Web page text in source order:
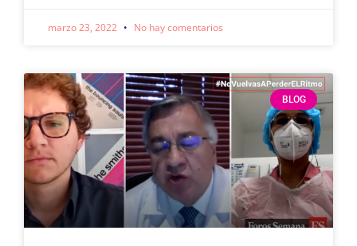
marzo 23, 2022 No hay comentarios
BLOG